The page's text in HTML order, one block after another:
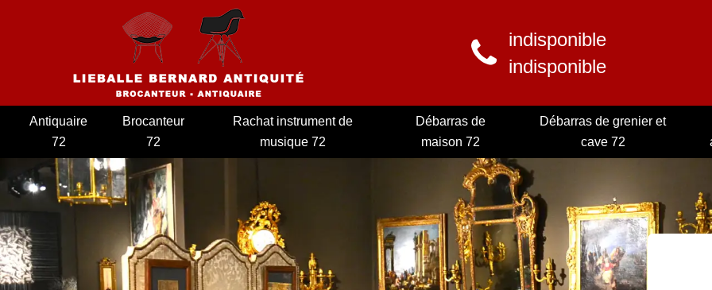
indisponible
indisponible
Antiquaire
72
Brocanteur
72
Rachat instrument de
musique 72
Débarras de
maison 72
Débarras de grenier et
cave 72